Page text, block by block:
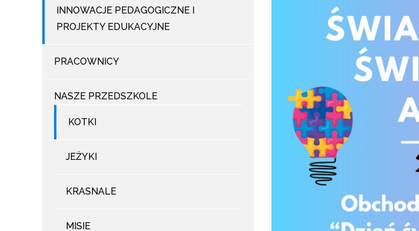
INNOWACJE PEDAGOGICZNE I
PROJEKTY EDUKACYJNE
PRACOWNICY
NASZE PRZEDSZKOLE
KOTKI
JEŻYKI
KRASNALE
MISIE